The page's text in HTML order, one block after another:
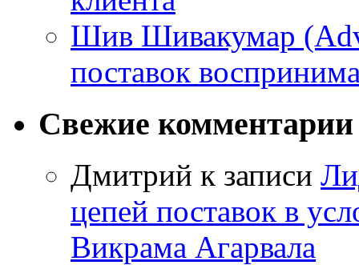
Шив Шивакумар
поставок
Свежие комментарии
Дмитрий к записи
цепей поставок в
Викрама Агарвала